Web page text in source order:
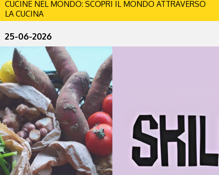
CUCINE NEL MONDO: SCOPRI IL MONDO ATTRAVERSO
LA CUCINA
25-06-2026